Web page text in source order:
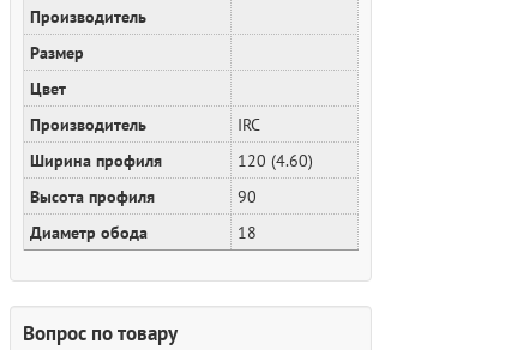
Производитель
Размер
Цвет
Производитель
IRC
Ширина профиля
120 (4.60)
Высота профиля
90
Диаметр обода
18
Вопрос по товару